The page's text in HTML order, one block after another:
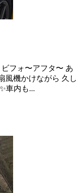
フォ〜アフタ〜 あ
風機かけながら 久し
車内も...